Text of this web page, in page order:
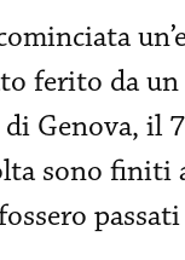
ferito da
Genova,
sono finiti